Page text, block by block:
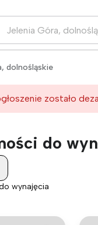
dolnośląskie
zostało
do
wynajęcia